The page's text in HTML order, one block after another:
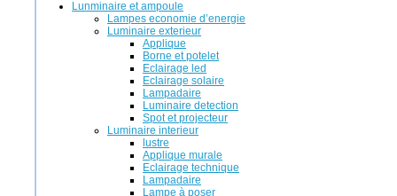
Lunminaire et ampoule
Lampes economie d’energie
Luminaire exterieur
Applique
Borne et potelet
Eclairage led
Eclairage solaire
Lampadaire
Luminaire detection
Spot et projecteur
Luminaire interieur
lustre
Applique murale
Eclairage technique
Lampadaire
Lampe à poser